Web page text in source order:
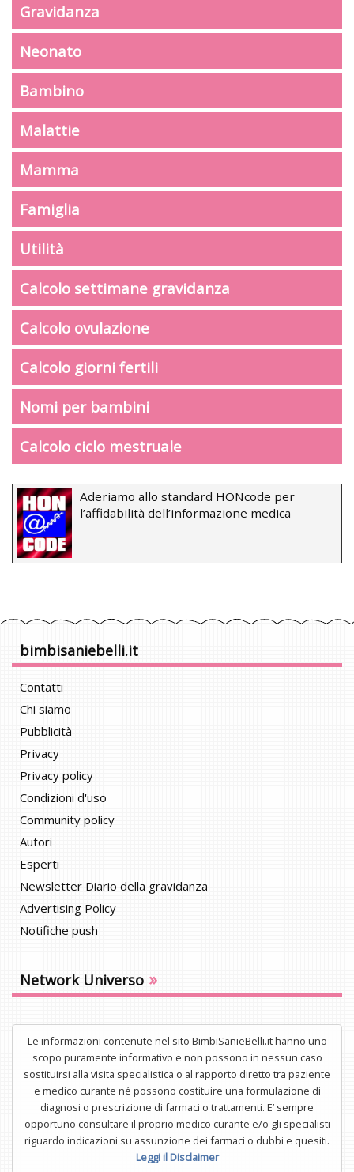
Gravidanza
Neonato
Bambino
Malattie
Mamma
Famiglia
Utilità
Calcolo settimane gravidanza
Calcolo ovulazione
Calcolo giorni fertili
Nomi per bambini
Calcolo ciclo mestruale
Aderiamo allo standard HONcode per
l’affidabilità dell’informazione medica
bimbisaniebelli.it
Contatti
Chi siamo
Pubblicità
Privacy
Privacy policy
Condizioni d'uso
Community policy
Autori
Esperti
Newsletter Diario della gravidanza
Advertising Policy
Notifiche push
Network Universo »
Le informazioni contenute nel sito BimbiSanieBelli.it hanno uno
scopo puramente informativo e non possono in nessun caso
sostituirsi alla visita specialistica o al rapporto diretto tra paziente
e medico curante né possono costituire una formulazione di
diagnosi o prescrizione di farmaci o trattamenti. E’ sempre
opportuno consultare il proprio medico curante e/o gli specialisti
riguardo indicazioni su assunzione dei farmaci o dubbi e quesiti.
Leggi il Disclaimer